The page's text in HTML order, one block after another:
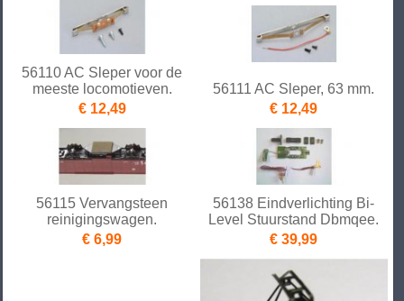
56110 AC Sleper voor de
meeste locomotieven.
€ 12,49
56111 AC Sleper, 63 mm.
€ 12,49
56115 Vervangsteen
reinigingswagen.
€ 6,99
56138 Eindverlichting Bi-
Level Stuurstand Dbmqee.
€ 39,99